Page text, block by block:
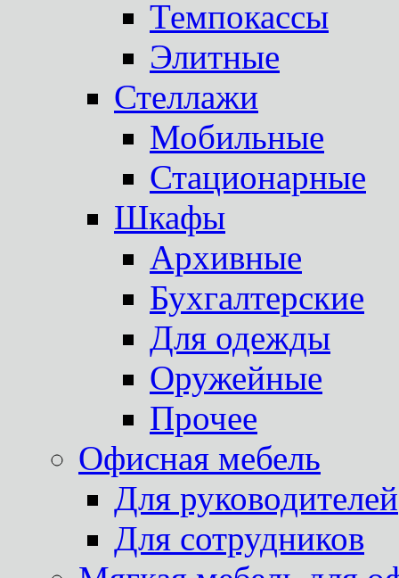
Темпокассы
Элитные
Стеллажи
Мобильные
Стационарные
Шкафы
Архивные
Бухгалтерские
Для одежды
Оружейные
Прочее
Офисная мебель
Для руководителей
Для сотрудников